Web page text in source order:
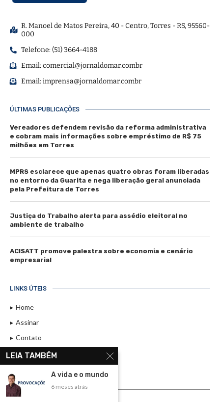
R. Manoel de Matos Pereira, 40 - Centro, Torres - RS, 95560-
000
Telefone: (51) 3664-4188
Email:comercial@jornaldomar.combr
Email:imprensa@jornaldomar.combr
ÚLTIMAS PUBLICAÇÕES
Vereadores defendem revisão da reforma administrativa
e cobram mais informações sobre empréstimo de R$ 75
milhões em Torres
MPRS esclarece que apenas quatro obras foram liberadas
no entorno da Guarita e nega liberação geral anunciada
pela Prefeitura de Torres
Justiça do Trabalho alerta para assédio eleitoral no
ambiente de trabalho
ACISATT promove palestra sobre economia e cenário
empresarial
LINKS ÚTEIS
Home
Assinar
Contato
Política de Privacidade
ASSINE
LEIA TAMBÉM
A vida e o mundo
6 meses atrás